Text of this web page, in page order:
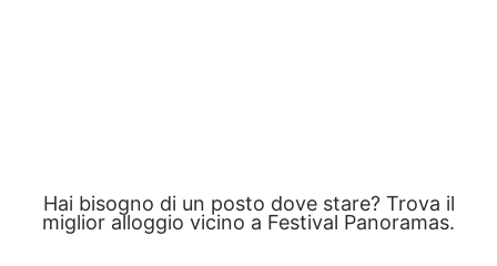
Hai bisogno di un posto dove stare? Trova il
miglior alloggio vicino a Festival Panoramas.